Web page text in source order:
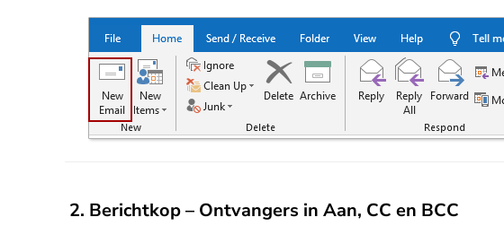
2. Berichtkop – Ontvangers in Aan, CC en BCC